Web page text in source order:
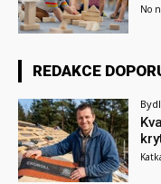
No
REDAKCE